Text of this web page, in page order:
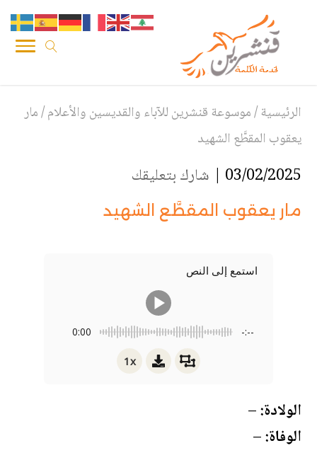
الرئيسية/موسوعة قنشرين للآباء والقديسين والأعلام/مار
يعقوب المقطَّع الشهيد
03/02/2025 | شارك بتعليقك
مار يعقوب المقطَّع الشهيد
استمع إلى النص
0:00 -:--
1x
الولادة:–
الوفاة:–